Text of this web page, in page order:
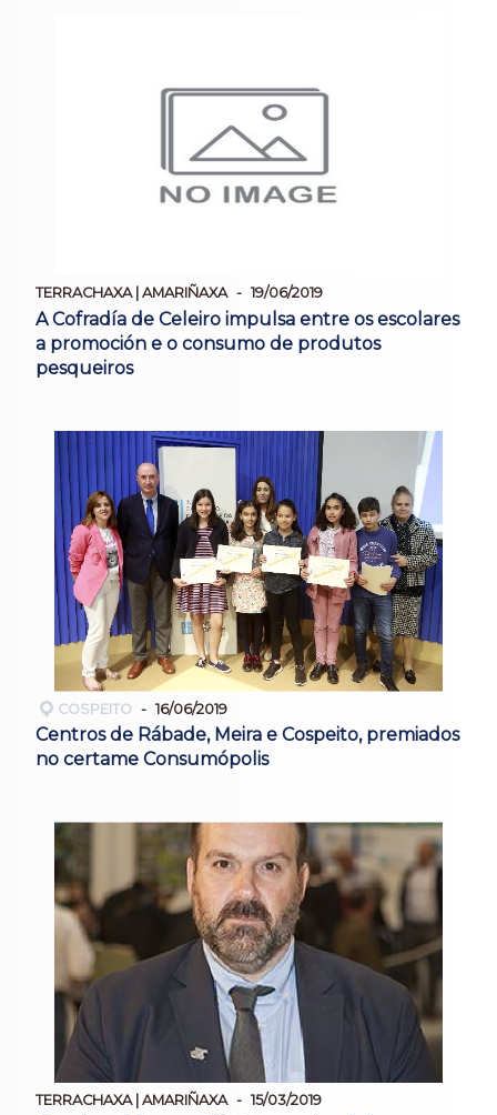
TERRACHAXA | AMARIÑAXA 19/06/2019
A Cofradía de Celeiro impulsa entre os escolares
a promoción e o consumo de produtos
pesqueiros
COSPEITO 16/06/2019
Centros de Rábade, Meira e Cospeito, premiados
no certame Consumópolis
TERRACHAXA | AMARIÑAXA 15/03/2019